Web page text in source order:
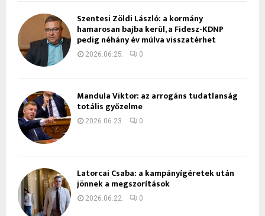
Szentesi Zöldi László: a kormány
hamarosan bajba kerül, a Fidesz-KDNP
pedig néhány év múlva visszatérhet
2026.06.25. 0
Mandula Viktor: az arrogáns tudatlanság
totális győzelme
2026.06.23. 0
Latorcai Csaba: a kampányígéretek után
jönnek a megszorítások
2026.06.22. 0